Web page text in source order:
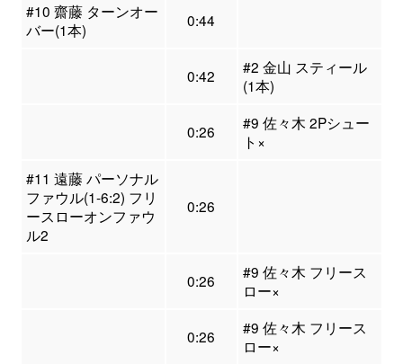
#10 齋藤 ターンオー
バー(1本)
0:44
0:42
#2 金山 スティール
(1本)
0:26
#9 佐々木 2Pシュー
ト×
#11 遠藤 パーソナル
ファウル(1-6:2) フリ
ースローオンファウ
ル2
0:26
0:26
#9 佐々木 フリース
ロー×
0:26
#9 佐々木 フリース
ロー×